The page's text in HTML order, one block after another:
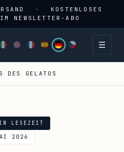
·
KOSTENLOSES
NEWSLETTER-ABO
☰
DES GELATOS
LESEZEIT
2026